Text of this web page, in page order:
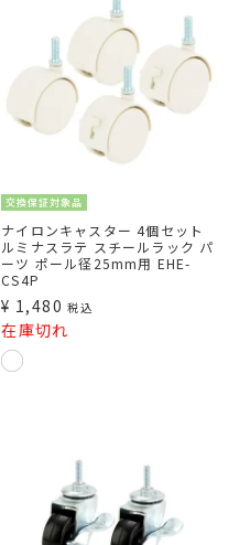
交換保証対象品
ナイロンキャスター 4個セット
ルミナスラテ スチールラック パ
ーツ ポール径25mm用 EHE-
CS4P
¥ 1,480 税込
在庫切れ